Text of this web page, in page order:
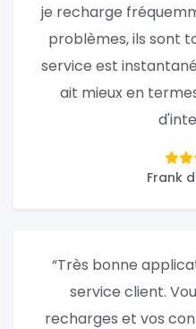
je recharge
problèmes, ils sont
service est
ait mieux en
Frank
“Très bonne
service client.
recharges et vos